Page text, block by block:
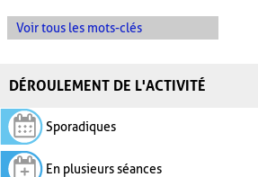
Voir tous les mots-clés
DÉROULEMENT DE L'ACTIVITÉ
Sporadiques
En plusieurs séances